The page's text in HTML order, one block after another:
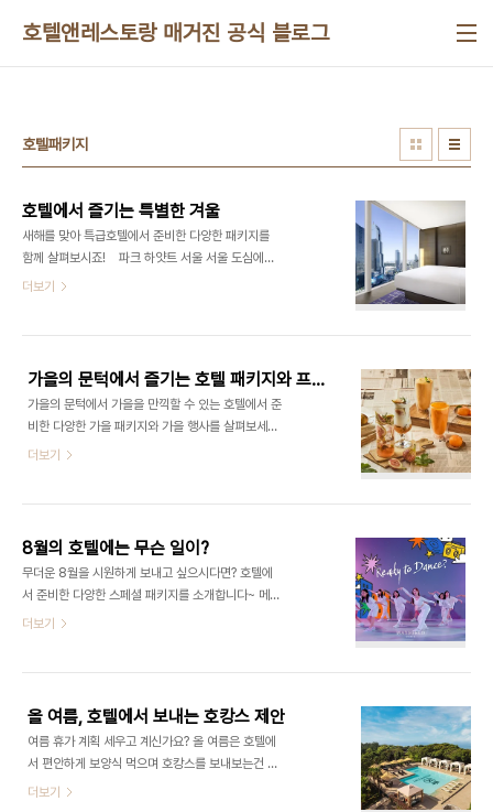
호텔앤레스토랑 매거진 공식 블로그
호텔패키지
호텔에서 즐기는 특별한 겨울
새해를 맞아 특급호텔에서 준비한 다양한 패키지를
함께 살펴보시죠! 파크 하얏트 서울 서울 도심에
서 즐기는 겨울의 낭만, ‘윈터 스위트 프로모션’ 파크
객실에서의 1박, 룸서비스를 포함한 호텔 레스토랑에
서 사용 가능한 다이닝 크레딧 15만 원, 사우나, 피트
니스 스튜디오, 수영장, 그리고 1월 투숙 한정 특별
선물로 21만 원 상당의 기프트 세트까지 풍성한 혜택
들을 빠짐없이 담았다. 특히 스페셜 기프트로 로에베
2016-1100 쉐라톤 그랜드 인천 호텔 센트럴파
더보기
가을의 문턱에서 즐기는 호텔 패키지와 프로모션
가을의 문턱에서 가을을 만끽할 수 있는 호텔에서 준
비한 다양한 가을 패키지와 가을 행사를 살펴보세요!
Autumn Pakage 임피리얼 팰리스 서울 도
는 서비스드 레지던스 객실 또는 호텔 디럭스 객실에
서 1박과 홍시 주스, 홍시 스무디를 비롯해 수제 무화
과 청을 베이스로 한 에이드와 라테 중 선택 가능
한 가을 웰컴 드링크 2잔, 레이트 체크아웃 2시간 혜
택을 제공한다. 베어 인 팰리스
아에서의 2인 조식, 호텔의 시그니처 PB 상품
더보기
8월의 호텔에는 무슨 일이?
무더운 8월을 시원하게 보내고 싶으시다면? 호텔에
서 준비한 다양한 스페셜 패키지를 소개합니다~ 메
이필드호텔 서울 숏폼 콘텐츠 열풍 반영, 썸머 패키
Pop 아이돌을 꿈꾸는 아이들까지, 춤에 관심 있는
아이들에게 댄스 클래스를 제공하는 고객 체험형 패
키지다. 댄스 클래스 및 영상 촬영과 함께 객실 1박
그리고 성인 2인과 미취학 아동 1인 조식 뷔페, 체련
장 및 파노라마 그린뷰 수영장 무료 이용이 포함돼 있
더보기
올 여름, 호텔에서 보내는 호캉스 제안
여름 휴가 계획 세우고 계신가요? 올 여름은 호텔에
서 편안하게 보양식 먹으며 호캉스를 보내보는건 어
떨까요? 호텔에서 여름을 위해 준비한 다양한 패키지
더보기